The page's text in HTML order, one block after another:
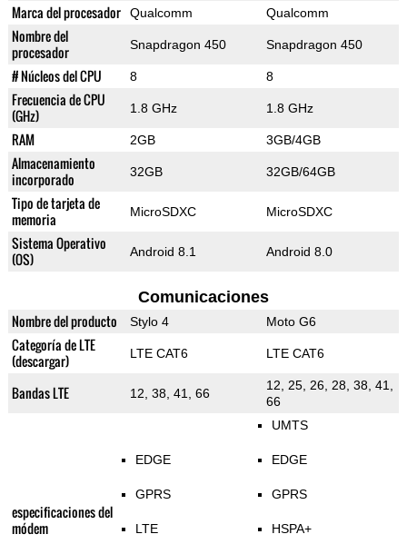
Marca del procesador Qualcomm Qualcomm
Nombre del
procesador
Snapdragon 450 Snapdragon 450
# Núcleos del CPU 8 8
Frecuencia de CPU
(GHz)
1.8 GHz 1.8 GHz
RAM 2GB 3GB/4GB
Almacenamiento
incorporado
32GB 32GB/64GB
Tipo de tarjeta de
memoria
MicroSDXC MicroSDXC
Sistema Operativo
(OS)
Android 8.1 Android 8.0
Comunicaciones
Nombre del producto Stylo 4 Moto G6
Categoría de LTE
(descargar)
LTE CAT6 LTE CAT6
Bandas LTE 12, 38, 41, 66
12, 25, 26, 28, 38, 41,
66
especificaciones del
módem
EDGE
GPRS
LTE
UMTS
EDGE
GPRS
HSPA+